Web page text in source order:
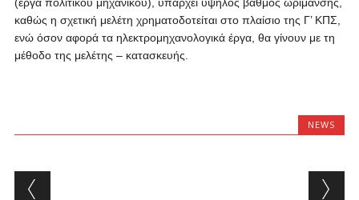
καθώς η σχετική μελέτη χρηματοδοτείται στο πλαίσιο της Γ’ ΚΠΣ,
ενώ όσον αφορά τα ηλεκτρομηχανολογικά έργα, θα γίνουν με τη
μέθοδο της μελέτης – κατασκευής.
NEWS
Post navigation